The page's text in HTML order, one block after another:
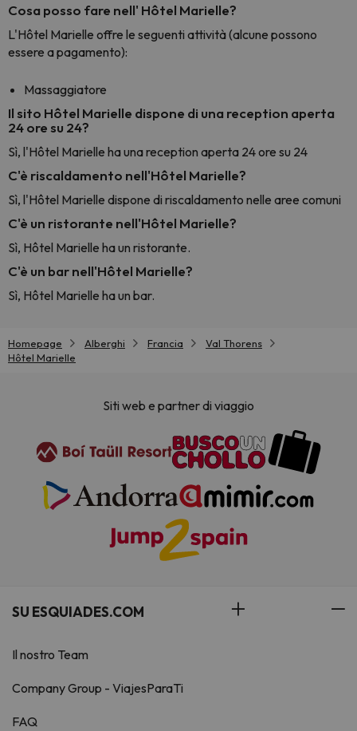
Cosa posso fare nell' Hôtel Marielle?
L'Hôtel Marielle offre le seguenti attività (alcune possono
essere a pagamento):
Massaggiatore
Il sito Hôtel Marielle dispone di una reception aperta
24 ore su 24?
Sì, l'Hôtel Marielle ha una reception aperta 24 ore su 24
C'è riscaldamento nell'Hôtel Marielle?
Sì, l'Hôtel Marielle dispone di riscaldamento nelle aree comuni
C'è un ristorante nell'Hôtel Marielle?
Sì, Hôtel Marielle ha un ristorante.
C'è un bar nell'Hôtel Marielle?
Sì, Hôtel Marielle ha un bar.
Homepage Alberghi Francia
Val Thorens
Hôtel Marielle
Siti web e partner di viaggio
SU ESQUIADES.COM
Il nostro Team
Company Group - ViajesParaTi
FAQ